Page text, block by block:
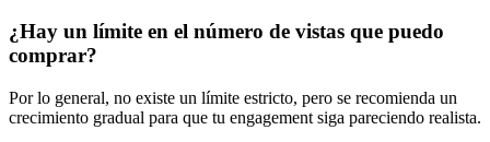
¿Hay un límite en el número de vistas que puedo
comprar?
Por lo general, no existe un límite estricto, pero se recomienda un
crecimiento gradual para que tu engagement siga pareciendo realista.